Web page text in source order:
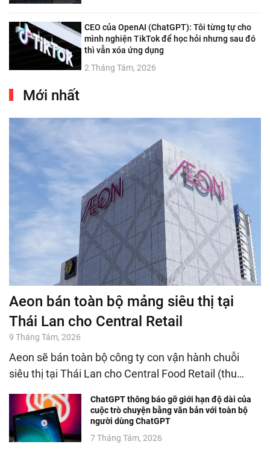
CEO của OpenAI (ChatGPT): Tôi từng tự cho
mình nghiện TikTok để học hỏi nhưng sau đó
thì vẫn xóa ứng dụng
2 Tháng Tám, 2026
Mới nhất
Aeon bán toàn bộ mảng siêu thị tại
Thái Lan cho Central Retail
9 Tháng Tám, 2026
Aeon sẽ bán toàn bộ công ty con vận hành chuỗi
siêu thị tại Thái Lan cho Central Food Retail (thu…
ChatGPT thông báo gỡ giới hạn độ dài của
cuộc trò chuyện bằng văn bản với toàn bộ
người dùng ChatGPT
7 Tháng Tám, 2026